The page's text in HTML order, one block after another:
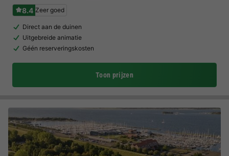
8.4 Zeer goed
Direct aan de duinen
Uitgebreide animatie
Géén reserveringskosten
Toon prijzen